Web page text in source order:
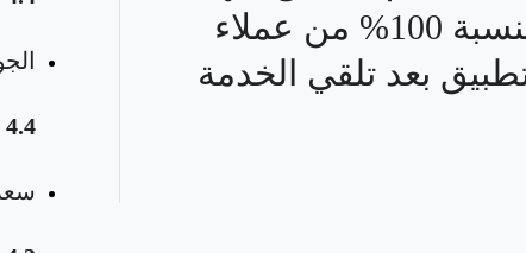
بنسبة 100% من عملاء
بعد تلقي الخدمة
4.4